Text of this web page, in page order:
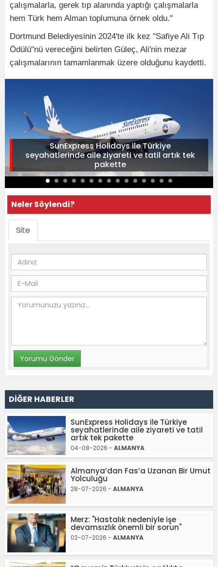
çalışmalarla, gerek tıp alanında yaptığı çalışmalarla
hem Türk hem Alman toplumuna örnek oldu."
Dortmund Belediyesinin 2024'te ilk kez "Safiye Ali Tıp
Ödülü"nü vereceğini belirten Güleç, Ali'nin mezar
çalışmalarının tamamlanmak üzere olduğunu kaydetti.
SunExpress Holidays ile Türkiye
seyahatlerinde aile ziyareti ve tatil artık tek
pakette
Neler Söylendi?
Site
DİĞER HABERLER
SunExpress Holidays ile Türkiye
seyahatlerinde aile ziyareti ve tatil
artık tek pakette
04-08-2026 - ALMANYA
Almanya’dan Fas’a Uzanan Bir Umut
Yolculuğu
28-07-2026 - ALMANYA
Merz: "Hastalık nedeniyle işe
devamsızlık önemli bir sorun"
02-07-2026 - ALMANYA